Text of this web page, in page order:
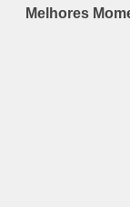
Melhores